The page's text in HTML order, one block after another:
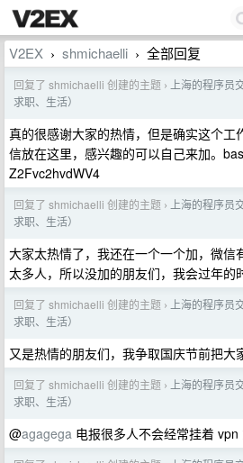
V2EX › shmichaelli › 全部回复
回复了 shmichaelli 创建的主题 ›
上海的程序员
求职、生活）
真的很感谢大家的热情，但是确实这个工
信放在这里，感兴趣的可以自己来加。
Z2Fvc2hvdWV4
回复了 shmichaelli 创建的主题 ›
上海的程序员
求职、生活）
大家太热情了，我还在一个一个加，微信
太多人，所以没加的朋友们，我会过年的
回复了 shmichaelli 创建的主题 ›
上海的程序员
求职、生活）
又是热情的朋友们，我争取国庆节前把大
回复了 shmichaelli 创建的主题 ›
上海的程序员
求职、生活）
@agagega 电报很多人不会经常挂着